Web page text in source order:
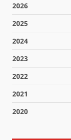
2026
2025
2024
2023
2022
2021
2020